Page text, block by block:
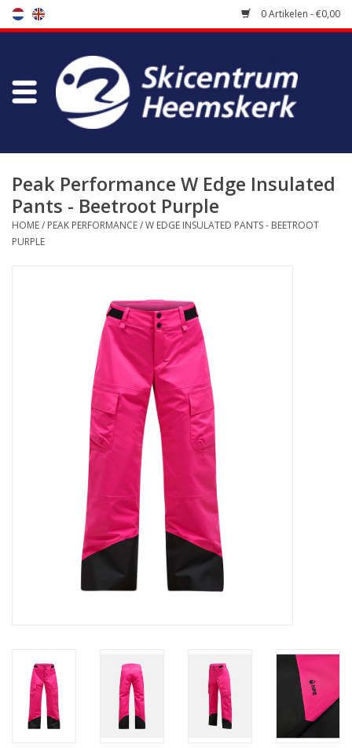
0 Artikelen - €0,00
Winkel
Bootfitting
Onderhoud
Peak Performance W Edge Insulated
Pants - Beetroot Purple
HOME/ PEAK PERFORMANCE/W EDGE INSULATED PANTS - BEETROOT
PURPLE